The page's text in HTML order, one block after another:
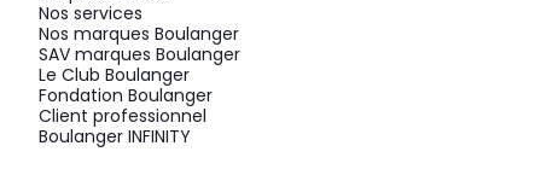
Nos services
Nos marques Boulanger
SAV marques Boulanger
Le Club Boulanger
Fondation Boulanger
Client professionnel
Boulanger INFINITY